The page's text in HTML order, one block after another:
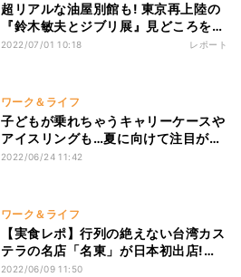
超リアルな油屋別館も! 東京再上陸の
『鈴木敏夫とジブリ展』見どころを徹
底紹介 - 貴重すぎる資料の数々でジブ
2022/07/01 10:18 レポート
ワーク＆ライフ
子どもが乗れちゃうキャリーケースや
アイスリングも…夏に向けて注目が高
まる子ども向けアイテムとは
2022/06/24 11:42
ワーク＆ライフ
【実食レポ】行列の絶えない台湾カス
テラの名店「名東」が日本初出店!
SNSで話題のふわっシュワ食感とは
2022/06/09 11:50